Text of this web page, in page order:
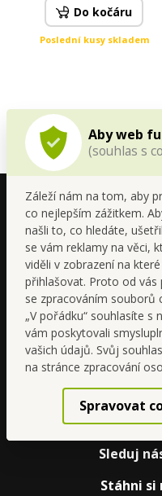
Aby web
(souhlas s
Záleží nám na tom, aby
co nejlepším zážitkem.
našli to, co hledáte,
se vám reklamy na věci,
viděli v zobrazení na
přihlašovat. Proto od
se zpracováním souborů
„V pořádku“ souhlasíte
vám poskytovali
vašich údajů. Svůj
na stránce zpracování
Spravovat
Do kočáru
Poslední kusy skladem
Sleduj
Stáhni